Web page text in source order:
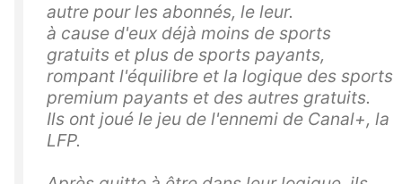
autre pour les abonnés, le leur.
à cause d'eux déjà moins de sports
gratuits et plus de sports payants,
rompant l'équilibre et la logique des sports
premium payants et des autres gratuits.
Ils ont joué le jeu de l'ennemi de Canal+, la
LFP.